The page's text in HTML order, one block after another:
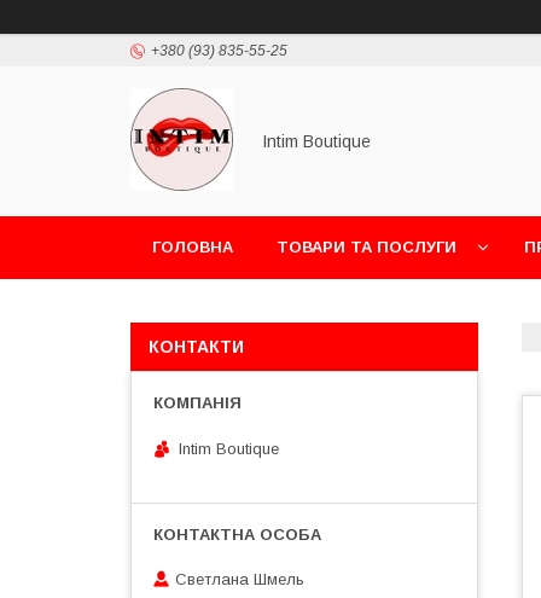
+380 (93) 835-55-25
Intim Boutique
ГОЛОВНА ТОВАРИ ТА ПОСЛУГИ
КОНТАКТИ
Intim Boutique
Светлана Шмель